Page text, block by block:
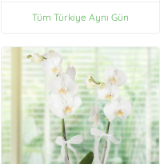
Tüm Türkiye Aynı Gün